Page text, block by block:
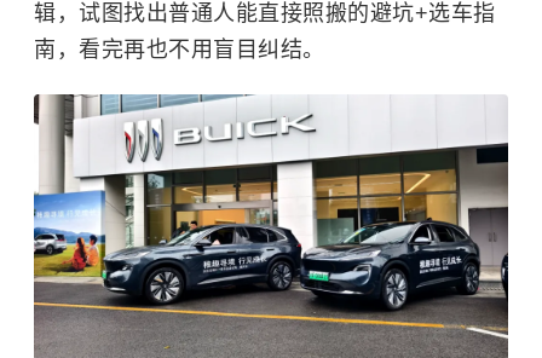
辑，试图找出普通人能直接照搬的避坑+选车指
南，看完再也不用盲目纠结。